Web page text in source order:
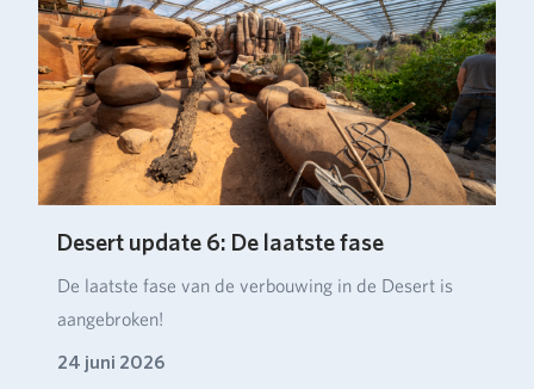
Desert update 6: De laatste fase
De laatste fase van de verbouwing in de Desert is
aangebroken!
24 juni 2026